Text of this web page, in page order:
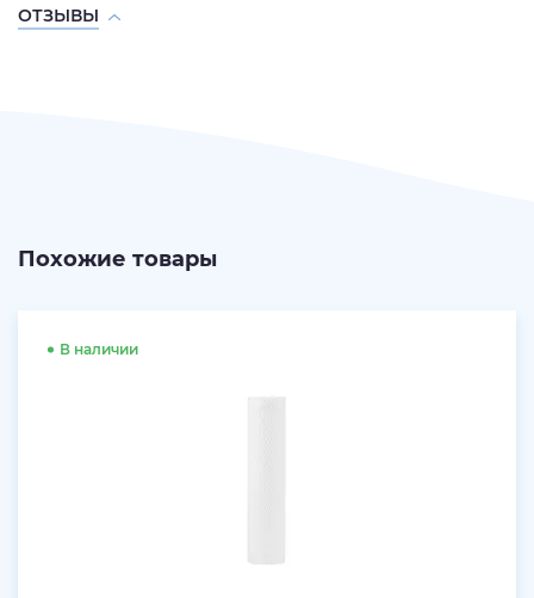
ОТЗЫВЫ
Похожие товары
В наличии